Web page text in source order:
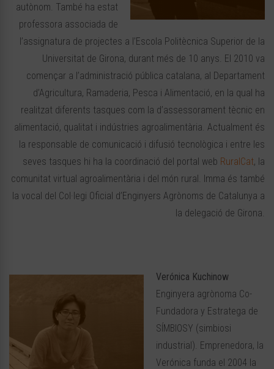
autònom. També ha estat
professora associada de
l’assignatura de projectes a l’Escola Politècnica Superior de la
Universitat de Girona, durant més de 10 anys. El 2010 va
començar a l’administració pública catalana, al Departament
d’Agricultura, Ramaderia, Pesca i Alimentació, en la qual ha
realitzat diferents tasques com la d’assessorament tècnic en
alimentació, qualitat i indústries agroalimentària. Actualment és
la responsable de comunicació i difusió tecnològica i entre les
seves tasques hi ha la coordinació del portal web RuralCat, la
comunitat virtual agroalimentària i del món rural. Imma és també
la vocal del Col·legi Oficial d’Enginyers Agrònoms de Catalunya a
la delegació de Girona.
Verónica Kuchinow
Enginyera agrònoma Co-
Fundadora y Estratega de
SÍMBIOSY (simbiosi
industrial). Emprenedora, la
Verónica funda el 2004 la